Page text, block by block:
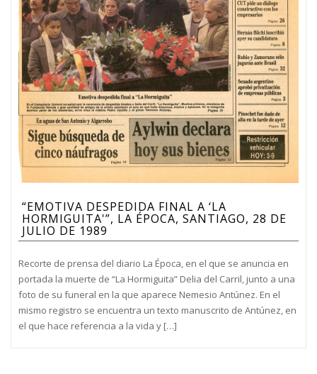
“EMOTIVA DESPEDIDA FINAL A ‘LA
HORMIGUITA'”, LA ÉPOCA, SANTIAGO, 28 DE
JULIO DE 1989
Recorte de prensa del diario La Época, en el que se anuncia en
portada la muerte de “La Hormiguita” Delia del Carril, junto a una
foto de su funeral en la que aparece Nemesio Antúnez. En el
mismo registro se encuentra un texto manuscrito de Antúnez, en
el que hace referencia a la vida y […]